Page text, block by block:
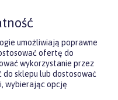
co będzie najbardziej
SIĘ WIĘCEJ
umożliwiają poprawne
ofertę do
wykorzystanie przez
do sklepu lub dostosować
wybierając opcję